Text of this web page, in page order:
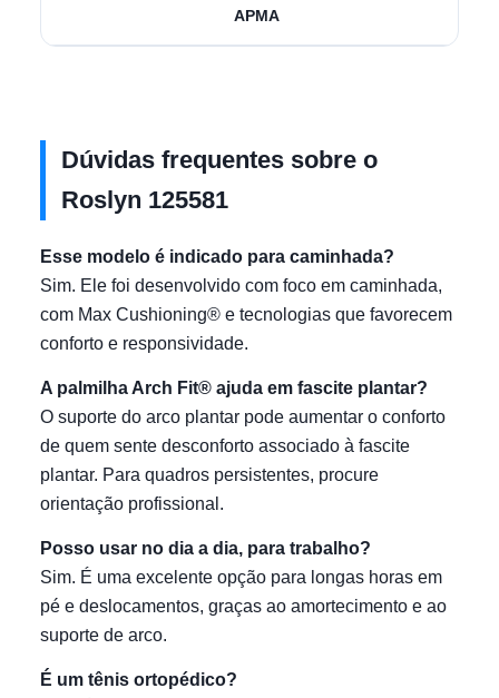
APMA
Dúvidas frequentes sobre o
Roslyn 125581
Esse modelo é indicado para caminhada?
Sim. Ele foi desenvolvido com foco em caminhada,
com Max Cushioning® e tecnologias que favorecem
conforto e responsividade.
A palmilha Arch Fit® ajuda em fascite plantar?
O suporte do arco plantar pode aumentar o conforto
de quem sente desconforto associado à fascite
plantar. Para quadros persistentes, procure
orientação profissional.
Posso usar no dia a dia, para trabalho?
Sim. É uma excelente opção para longas horas em
pé e deslocamentos, graças ao amortecimento e ao
suporte de arco.
É um tênis ortopédico?